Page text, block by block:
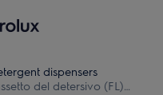
dispensers
del detersivo (FL)